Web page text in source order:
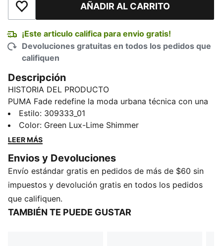
Añadir a la lista de deseosAÑADIR AL CARRITO
¡Este articulo califica para envio gratis!
Devoluciones gratuitas en todos los pedidos que
califiquen
Descripción
HISTORIA DEL PRODUCTO
PUMA Fade redefine la moda urbana técnica con una
silueta audaz y esculpida. Esta versión rinde homenaje
a la colección PUMA x ASTON MARTIN ARAMCO F1®
TEAM con colores y detalles emblemáticos. Diseñado
dinámica, también cuenta con una entresuela
esculpida y acolchada que combina funcionalidad con
estilo cotidiano.
DETALLES
Ancho: regular
Estilo: 309333_01
Color: Green Lux-Lime Shimmer
LEER MÁS
Envios y Devoluciones
Envío estándar gratis en pedidos de más de $60 sin
impuestos y devolución gratis en todos los pedidos
que califiquen.
TAMBIÉN TE PUEDE GUSTAR